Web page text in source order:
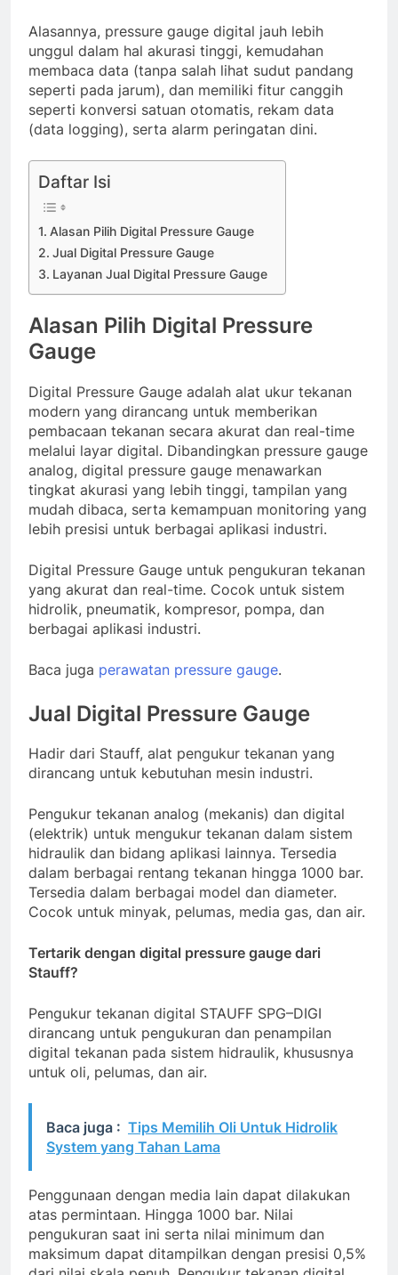
Alasannya, pressure gauge digital jauh lebih
unggul dalam hal akurasi tinggi, kemudahan
membaca data (tanpa salah lihat sudut pandang
seperti pada jarum), dan memiliki fitur canggih
seperti konversi satuan otomatis, rekam data
(data logging), serta alarm peringatan dini.
Daftar Isi
Alasan Pilih Digital Pressure Gauge
Jual Digital Pressure Gauge
Layanan Jual Digital Pressure Gauge
Alasan Pilih Digital Pressure
Gauge
Digital Pressure Gauge adalah alat ukur tekanan
modern yang dirancang untuk memberikan
pembacaan tekanan secara akurat dan real-time
melalui layar digital. Dibandingkan pressure gauge
analog, digital pressure gauge menawarkan
tingkat akurasi yang lebih tinggi, tampilan yang
mudah dibaca, serta kemampuan monitoring yang
lebih presisi untuk berbagai aplikasi industri.
Digital Pressure Gauge untuk pengukuran tekanan
yang akurat dan real-time. Cocok untuk sistem
hidrolik, pneumatik, kompresor, pompa, dan
berbagai aplikasi industri.
Baca juga perawatan pressure gauge.
Jual Digital Pressure Gauge
Hadir dari Stauff, alat pengukur tekanan yang
dirancang untuk kebutuhan mesin industri.
Pengukur tekanan analog (mekanis) dan digital
(elektrik) untuk mengukur tekanan dalam sistem
hidraulik dan bidang aplikasi lainnya. Tersedia
dalam berbagai rentang tekanan hingga 1000 bar.
Tersedia dalam berbagai model dan diameter.
Cocok untuk minyak, pelumas, media gas, dan air.
Tertarik dengan digital pressure gauge dari
Stauff?
Pengukur tekanan digital STAUFF SPG–DIGI
dirancang untuk pengukuran dan penampilan
digital tekanan pada sistem hidraulik, khususnya
untuk oli, pelumas, dan air.
Baca juga : Tips Memilih Oli Untuk Hidrolik
System yang Tahan Lama
Penggunaan dengan media lain dapat dilakukan
atas permintaan. Hingga 1000 bar. Nilai
pengukuran saat ini serta nilai minimum dan
maksimum dapat ditampilkan dengan presisi 0,5%